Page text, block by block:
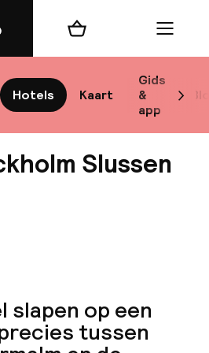
Hotels Kaart
Gids
&
app
Winkelmand Menu
Slussen
op een
tussen